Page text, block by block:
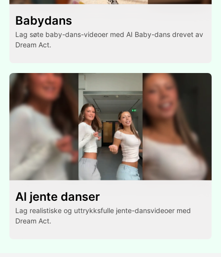
Babydans
Lag søte baby-dans-videoer med AI Baby-dans drevet av
Dream Act.
Al jente danser
Lag realistiske og uttrykksfulle jente-dansvideoer med
Dream Act.